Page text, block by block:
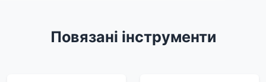
Повязані інструменти